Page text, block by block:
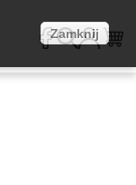
Zamknij